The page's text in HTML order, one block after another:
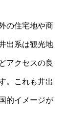
の住宅地や商
出系は観光地
アクセスの良
。これも井出
的イメージが